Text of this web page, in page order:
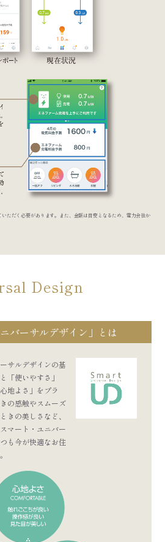
ただく必要があります。また、金額は目安となるため、電力会社か
Design
バーサルデザイン」とは
サルデザインの基
「使いやすさ」
地よさ」をプラ
の感触やスムーズ
きの美しさなど、
マート・ユニバー
も今が快適なお住